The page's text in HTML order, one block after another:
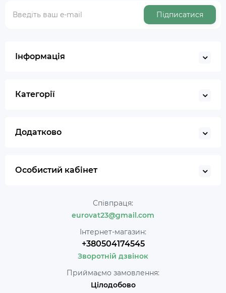
Підписатися
Інформація
Категорії
Додатково
Особистий кабінет
Співпраця:
eurovat23@gmail.com
Інтернет-магазин:
+380504174545
Зворотній дзвінок
Приймаємо замовлення:
Цілодобово